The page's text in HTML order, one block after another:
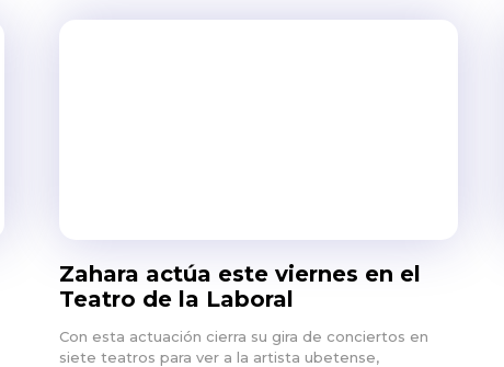
Zahara actúa este viernes en el
Teatro de la Laboral
Con esta actuación cierra su gira de conciertos en
siete teatros para ver a la artista ubetense,